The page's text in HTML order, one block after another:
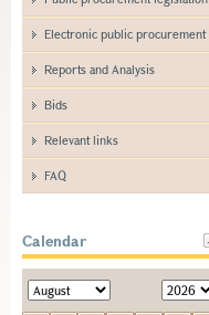
Electronic public procurement
Reports and Analysis
Bids
Relevant links
FAQ
Calendar